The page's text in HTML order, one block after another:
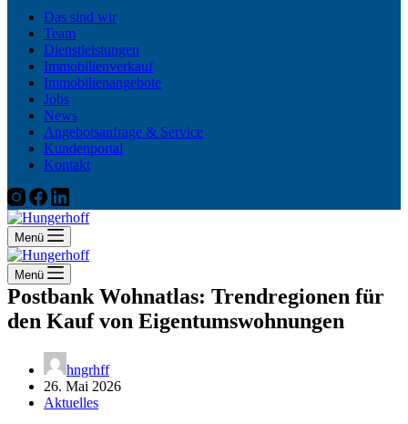
Das sind wir
Team
Dienstleistungen
Immobilienverkauf
Immobilienangebote
Jobs
News
Angebotsanfrage & Service
Kundenportal
Kontakt
Menü
Menü
Postbank Wohnatlas: Trendregionen für
den Kauf von Eigentumswohnungen
hngrhff
26. Mai 2026
Aktuelles